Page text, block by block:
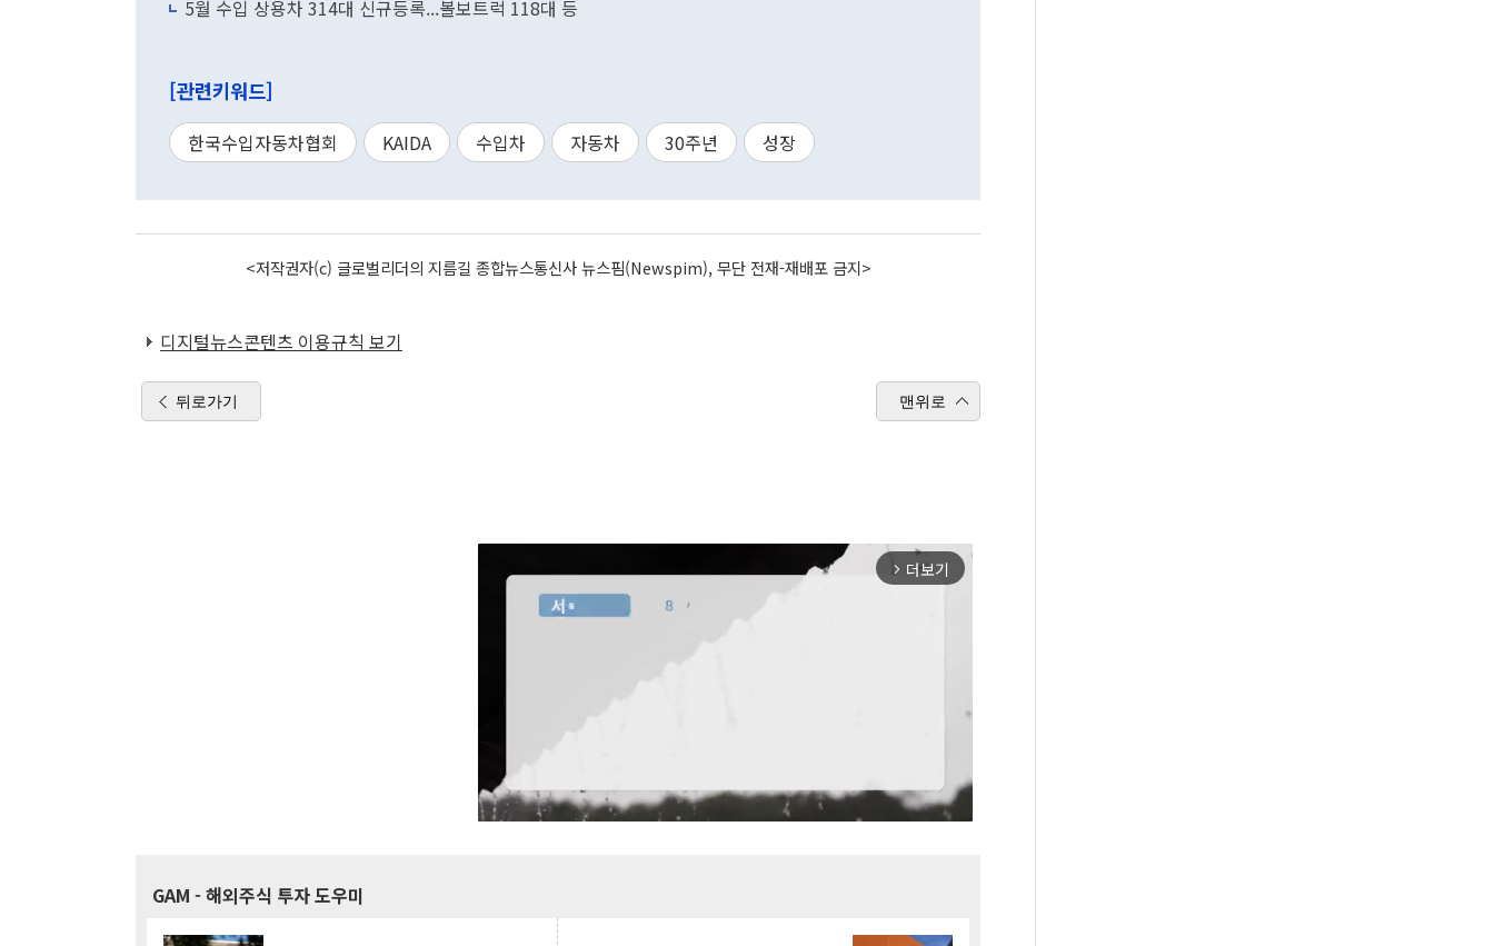
5월 수입 상용차 314대 신규등록...볼보트럭 118대 등
[관련키워드]
한국수입자동차협회 KAIDA 수입차 자동차 30주년 성장
<저작권자(c) 글로벌리더의 지름길 종합뉴스통신사 뉴스핌(Newspim), 무단 전재-재배포 금지>
디지털뉴스콘텐츠 이용규칙 보기
뒤로가기 맨위로
arrow_forward_ios 더보기
GAM - 해외주식 투자 도우미